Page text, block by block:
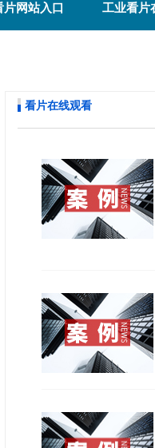
片网站入口 工业看片
看片在线观看